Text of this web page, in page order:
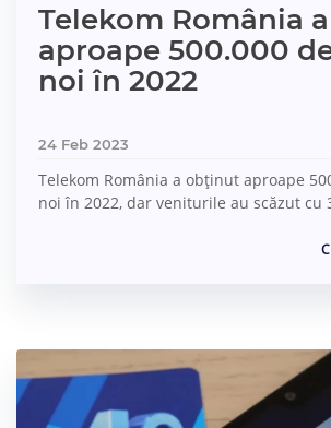
Telekom România
aproape 500.000
noi în 2022
24 Feb 2023
Telekom România a obținut aproape
noi în 2022, dar veniturile au scăzut cu